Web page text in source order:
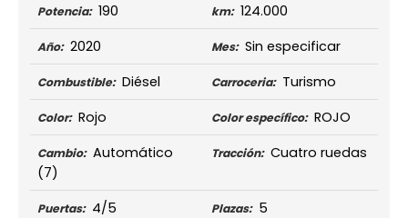
Potencia: 190 km: 124.000
Año: 2020 Mes: Sin especificar
Combustible: Diésel Carroceria: Turismo
Color: Rojo Color específico: ROJO
Cambio: Automático
(7)
Tracción: Cuatro ruedas
Puertas: 4/5 Plazas: 5